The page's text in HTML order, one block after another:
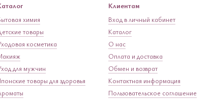
химия
товары
косметика
для мужчин
товары для здоровья
Клиентам
Вход в личный кабинет
Каталог
О нас
Оплата и доставка
Обмен и возврат
Контактная информация
Пользовательское соглашение